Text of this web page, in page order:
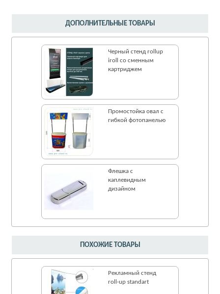
ПОХОЖИЕ ТОВАРЫ
Рекламный стенд
roll-up standart
ДОПОЛНИТЕЛЬНЫЕ ТОВАРЫ
Черный стенд rollup
iroll со сменным
картриджем
Промостойка овал с
гибкой фотопанелью
Флешка c
каплевидным
дизайном